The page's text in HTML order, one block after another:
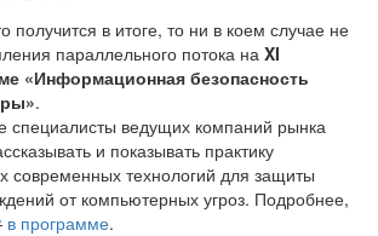
получится в итоге, то ни в коем случае не
параллельного потока на XI
«Информационная безопасность
.
специалисты ведущих компаний рынка
и показывать практику
современных технологий для защиты
от компьютерных угроз. Подробнее,
в программе.